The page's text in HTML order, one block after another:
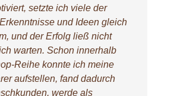
setzte ich viele der
und Ideen gleich
und der Erfolg ließ nicht
warten. Schon innerhalb
Reihe konnte ich meine
aufstellen, fand dadurch
werde als